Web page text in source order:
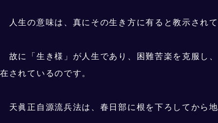
人生の意味は、真にその生き方に有ると教示さ
故に「生き様」が人生であり、困難苦楽を克服し
在されているのです。
天眞正自源流兵法は、春日部に根を下ろしてから